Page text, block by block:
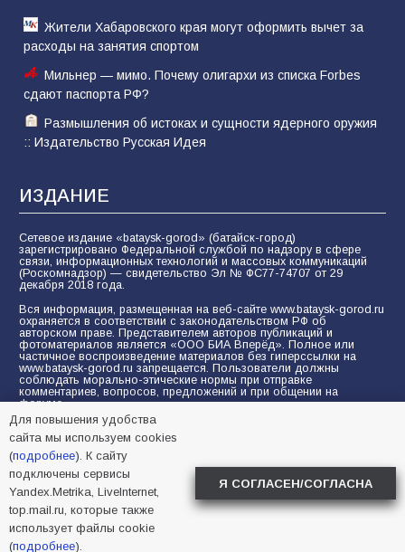
Жители Хабаровского края могут оформить вычет за
расходы на занятия спортом
Мильнер — мимо. Почему олигархи из списка Forbes
сдают паспорта РФ?
Размышления об истоках и сущности ядерного оружия
:: Издательство Русская Идея
ИЗДАНИЕ
Сетевое издание «bataysk-gorod» (батайск-город)
зарегистрировано Федеральной службой по надзору в сфере
связи, информационных технологий и массовых коммуникаций
(Роскомнадзор) — свидетельство Эл № ФС77-74707 от 29
декабря 2018 года.
Вся информация, размещенная на веб-сайте www.bataysk-gorod.ru
охраняется в соответствии с законодательством РФ об
авторском праве. Представителем авторов публикаций и
фотоматериалов является «ООО БИА Вперёд». Полное или
частичное воспроизведение материалов без гиперссылки на
www.bataysk-gorod.ru запрещается. Пользователи должны
соблюдать морально-этические нормы при отправке
комментариев, вопросов, предложений и при общении на
форуме.
Политика конфиденциальности и защиты информации
Согласие на обработку персональных данных с помощью
сервисов Yandex.Metrika, LiveInternet, top.mail.ru
© 2005-2026 БИА «ВПЕРЕД»
Для повышения удобства
сайта мы используем cookies
(подробнее). К сайту
подключены сервисы
Yandex.Metrika, LiveInternet,
top.mail.ru, которые также
использует файлы cookie
(подробнее).
Я СОГЛАСЕН/СОГЛАСНА